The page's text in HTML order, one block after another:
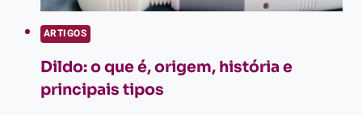
ARTIGOS
Dildo: o que é, origem, história e
principais tipos